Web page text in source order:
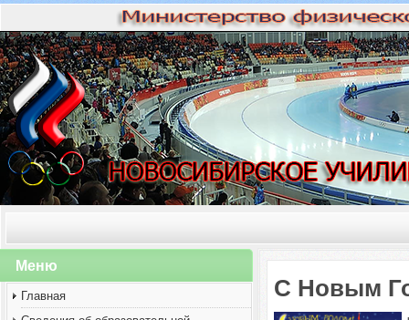
Меню
Главная
С Новым